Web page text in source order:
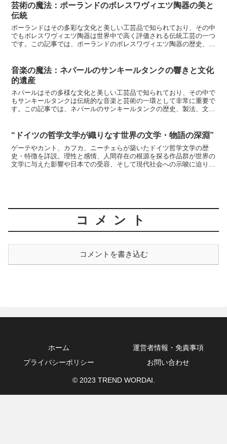
芸術の魔法：ポーランドのボレスワヴィエツ陶器の美と
伝統
ポーランドはその多彩な文化と美しい工芸品で知られており、その中
でもボレスワヴィエツ陶器は世界中で高く評価される伝統工芸の一つ
です。この記事では、ポーランドのボレスワヴィエツ陶器の歴史、製
音楽の魔法：ネパールのサンキールタンクの響きと文化
的遺産
ネパールはその多様な文化と美しい工芸品で知られており、その中で
もサンキールタンクは伝統的な音楽と芸術の一環として非常に重要で
す。この記事では、ネパールのサンキールタンクの歴史、製法、文化
“ドイツの哲学文学が織りなす世界の文学・物語の深淵”
ゲーテやカント、カフカ、ニーチェらが築いたドイツ哲学文学の歴
史・特徴を詳説。理性と感情、人間存在の根源を探る作品群が世界の
文学に与えた影響や日本での受容、そして現代社会への示唆に迫りま
コメント
コメントを書き込む
ホーム
運営者情報・免責事項
プライバシーポリシー
お問い合わせ
© 2023 TREND WORDAI.